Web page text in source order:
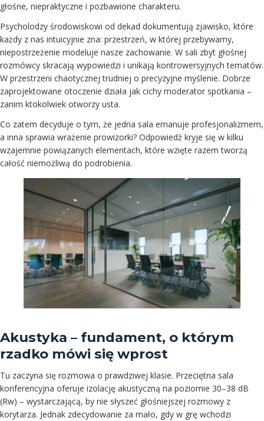
głośne, niepraktyczne i pozbawione charakteru.
Psycholodzy środowiskowi od dekad dokumentują zjawisko, które
każdy z nas intuicyjnie zna: przestrzeń, w której przebywamy,
niepostrzeżenie modeluje nasze zachowanie. W sali zbyt głośnej
rozmówcy skracają wypowiedzi i unikają kontrowersyjnych tematów.
W przestrzeni chaotycznej trudniej o precyzyjne myślenie. Dobrze
zaprojektowane otoczenie działa jak cichy moderator spotkania –
zanim ktokolwiek otworzy usta.
Co zatem decyduje o tym, że jedna sala emanuje profesjonalizmem,
a inna sprawia wrażenie prowizorki? Odpowiedź kryje się w kilku
wzajemnie powiązanych elementach, które wzięte razem tworzą
całość niemożliwą do podrobienia.
Akustyka – fundament, o którym
rzadko mówi się wprost
Tu zaczyna się rozmowa o prawdziwej klasie. Przeciętna sala
konferencyjna oferuje izolację akustyczną na poziomie 30–38 dB
(Rw) – wystarczającą, by nie słyszeć głośniejszej rozmowy z
korytarza. Jednak zdecydowanie za mało, gdy w grę wchodzi